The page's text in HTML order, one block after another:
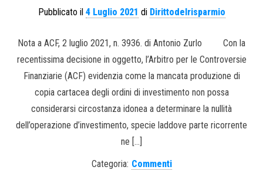
Pubblicato il 4 Luglio 2021 di Dirittodelrisparmio
Nota a ACF, 2 luglio 2021, n. 3936. di Antonio Zurlo Con la
recentissima decisione in oggetto, l’Arbitro per le Controversie
Finanziarie (ACF) evidenzia come la mancata produzione di
copia cartacea degli ordini di investimento non possa
considerarsi circostanza idonea a determinare la nullità
dell’operazione d’investimento, specie laddove parte ricorrente
ne […]
Categoria: Commenti